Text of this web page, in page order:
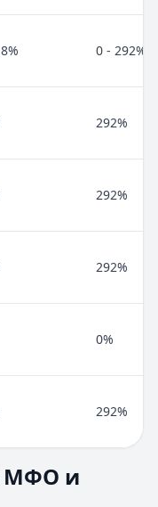
0 - 292%
292%
292%
292%
0%
292%
статей: 8.
МФО и